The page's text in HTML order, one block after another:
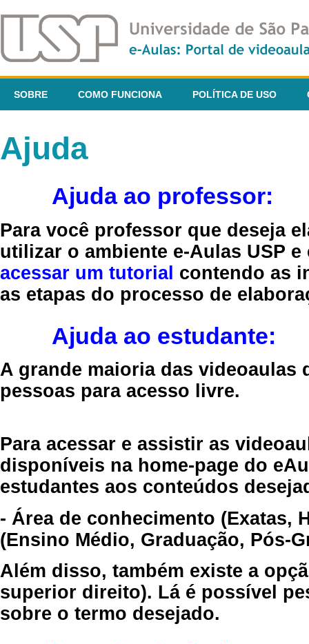
SOBRE COMO FUNCIONA POLÍTICA DE USO
Ajuda
Ajuda ao professor:
Para você professor que deseja
utilizar o ambiente e-Aulas USP
acessar um tutorial contendo as
as etapas do processo de
Ajuda ao estudante:
A grande maioria das videoaulas
pessoas para acesso livre.
Para acessar e assistir as
disponíveis na home-page do
estudantes aos conteúdos
- Área de conhecimento (Exatas,
(Ensino Médio, Graduação, Pós-
Além disso, também existe a
superior direito). Lá é possível
sobre o termo desejado.